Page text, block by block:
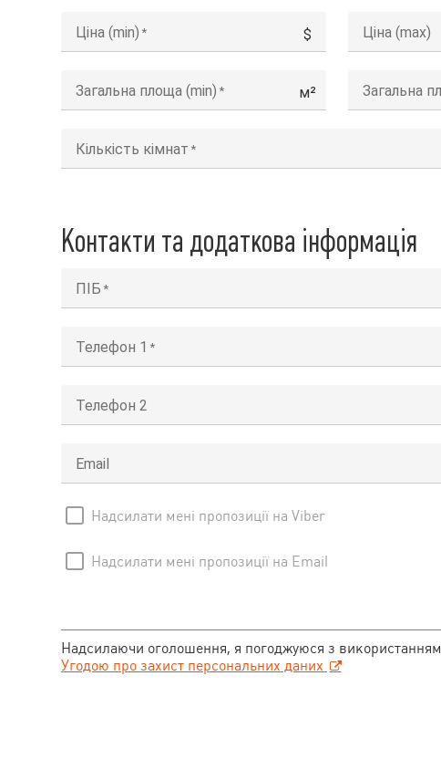
Ціна (min) $ Ціна (max)
Загальна площа (min) м² Загальна
Кількість кімнат
Контакти та додаткова інформація
ПІБ
Телефон 1
Телефон 2
Email
Надсилати мені пропозиції на Viber
Надсилати мені пропозиції на Email
Надсилаючи оголошення, я погоджуюся з
Угодою про захист персональних даних